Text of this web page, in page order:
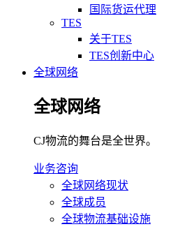
国际货运代理
TES
关于TES
TES创新中心
全球网络
全球网络
CJ物流的舞台是全世界。
业务咨询
全球网络现状
全球成员
全球物流基础设施